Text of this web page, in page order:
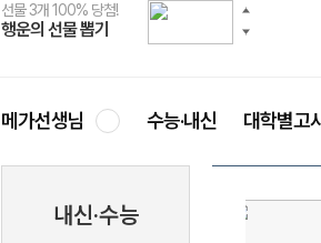
선물 3개 100% 당첨!
행운의 선물 뽑기
선물 100% 증정!
메가스터디 X 올리브
여름방학 스터디 캐시백
메가런 썸머스쿨
2027 러셀 단과
강사 공개선발
스마트러닝앱
설문 EVENT
메가패스
3일 무료 체험권
메가패스 수강생 무료혜택!
메가클럽 멤버십
사회공헌 캠페인
희망이룸 메가나눔
메가선생님 수능·내신 대학별고
내신·수능